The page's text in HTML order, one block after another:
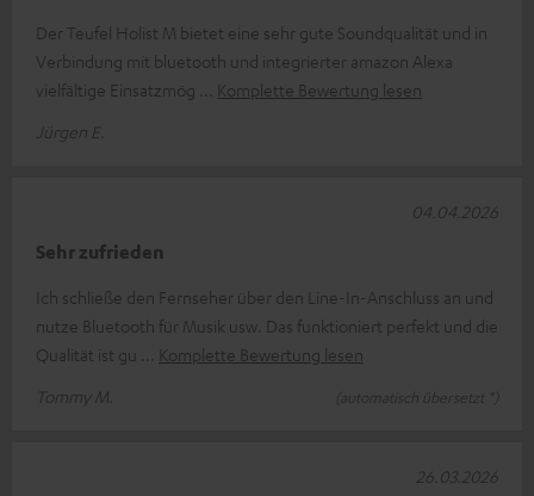
Der Teufel Holist M bietet eine sehr gute Soundqualität und in
Verbindung mit bluetooth und integrierter amazon Alexa
vielfältige Einsatzmög
Komplette Bewertung lesen
Jürgen E.
Sehr zufrieden
Ich schließe den Fernseher über den Line-In-Anschluss an und
nutze Bluetooth für Musik usw. Das funktioniert perfekt und die
Qualität ist gu
Komplette Bewertung lesen
Tommy M.
(automatisch übersetzt *)
04.04.2026
26.03.2026